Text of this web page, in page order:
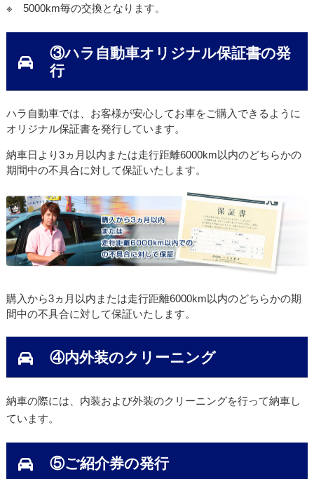
※ 5000km毎の交換となります。
③ハラ自動車オリジナル保証書の発
行
ハラ自動車では、お客様が安心してお車をご購入できるように
オリジナル保証書を発行しています。
納車日より3ヵ月以内または走行距離6000km以内のどちらかの
期間中の不具合に対して保証いたします。
購入から3ヵ月以内または走行距離6000km以内のどちらかの期
間中の不具合に対して保証いたします。
④内外装のクリーニング
納車の際には、内装および外装のクリーニングを行って納車し
ています。
⑤ご紹介券の発行